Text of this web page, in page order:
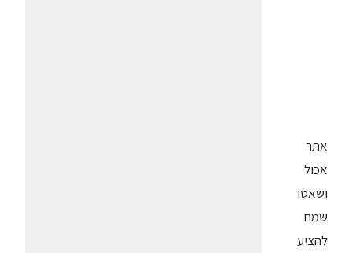
אתר
אכול
ושאטו
שמח
להציע